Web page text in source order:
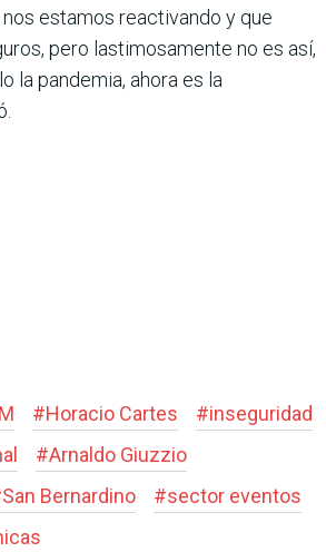
estamos reactivando y que
pero lastimosamente no es así,
la pandemia, ahora es la
#Horacio Cartes #inseguridad
#Arnaldo Giuzzio
San Bernardino #sector eventos